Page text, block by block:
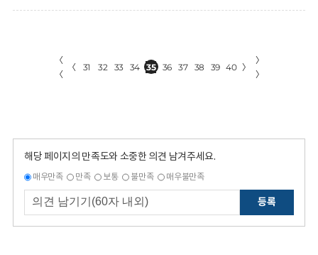
〈
〈
〈 31 32 33 34 35 36 37 38 39 40 〉
〉
〉
해당 페이지의 만족도와 소중한 의견 남겨주세요.
매우만족 만족 보통 불만족 매우불만족
등록